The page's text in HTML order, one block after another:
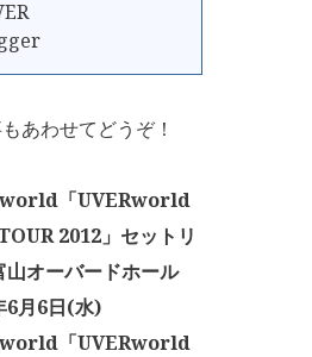
あわせてどうぞ！
「UVERworld
2012」セットリ
山オーバードホール
6月6日(水)
「UVERworld